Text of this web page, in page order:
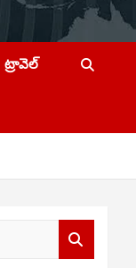
ట్రావెల్